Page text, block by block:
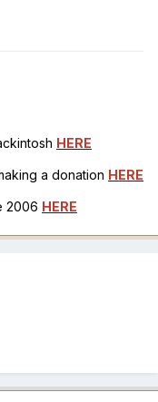
HERE
a donation HERE
2006 HERE